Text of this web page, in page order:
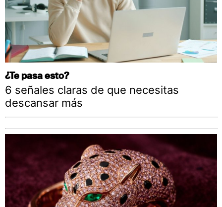
¿Te pasa esto?
6 señales claras de que necesitas
descansar más